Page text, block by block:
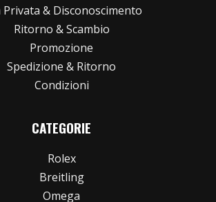
Privata & Disconoscimento
Ritorno & Scambio
Promozione
Spedizione & Ritorno
Condizioni
CATEGORIE
Rolex
Breitling
Omega